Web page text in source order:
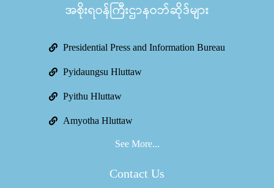
အစိုးရဝန်ကြီးဌာနဝဘ်ဆိုဒ်များ
Presidential Press and Information Bureau
Pyidaungsu Hluttaw
Pyithu Hluttaw
Amyotha Hluttaw
See More...
Contact Us